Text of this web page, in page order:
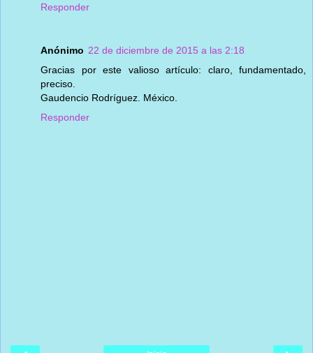
Responder
Anónimo 22 de diciembre de 2015 a las 2:18
Gracias por este valioso artículo: claro, fundamentado,
preciso.
Gaudencio Rodríguez. México.
Responder